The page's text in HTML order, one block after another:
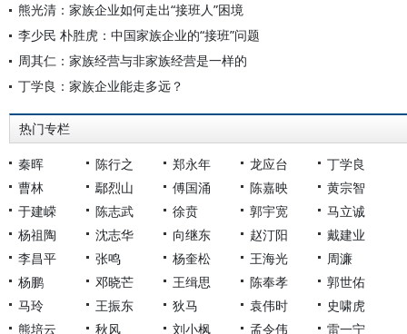
熊光清：家族企业如何走出“接班人”困境
李少民 朴胜虎：中国家族企业的“接班”问题
周其仁：家族经营与非家族经营是一样的
丁学良：家族企业能走多远？
热门专栏
秦晖 陈行之 郑永年 龙应台
丁学良
曹林
鄢烈山 傅国涌 陈嘉映
黄宗智
于建嵘
陈志武 徐贲 郭宇宽
马立诚
杨祖陶
沈志华 向继东 赵汀阳
戴建业
李昌平
张鸣 杨奎松 王海光
周濂
杨鹏
邓晓芒 王缉思 陈奉孝
郭世佑
马玲
王振东 狄马 袁伟时
史啸虎
熊培云
秋风 刘小枫 孟令伟 雷一宁